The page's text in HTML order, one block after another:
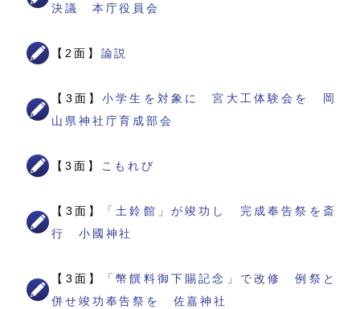
決議 本庁役員会
【2面】 論説
【3面】小学生を対象に 宮大工体験会を 岡
山県神社庁育成部会
【3面】 こもれび
【3面】
「土鈴館」が竣功し 完成奉告祭を斎
行 小國神社
【3面】
「幣饌料御下賜記念」で改修 例祭と
併せ竣功奉告祭を 佐嘉神社